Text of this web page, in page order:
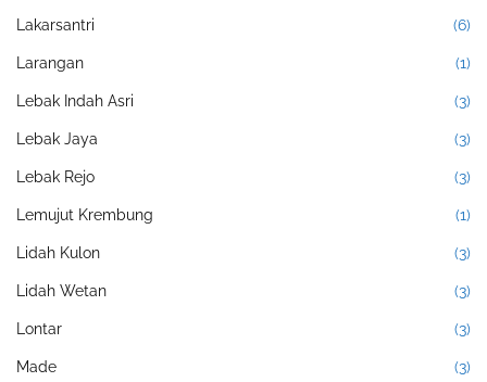
Lakarsantri (6)
Larangan (1)
Lebak Indah Asri (3)
Lebak Jaya (3)
Lebak Rejo (3)
Lemujut Krembung (1)
Lidah Kulon (3)
Lidah Wetan (3)
Lontar (3)
Made (3)